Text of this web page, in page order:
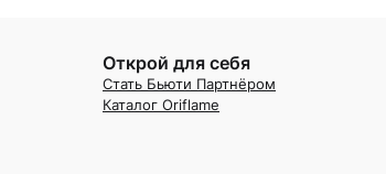
Открой для себя
Стать Бьюти Партнёром
Каталог Oriflame